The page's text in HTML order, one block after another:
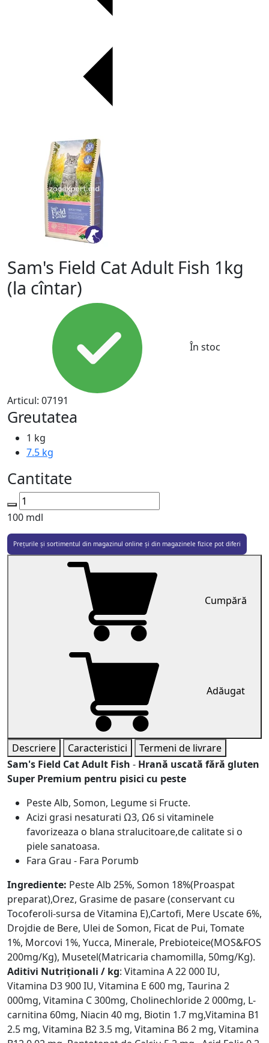
Sam's Field Cat Adult Fish 1kg
(la cîntar)
În stoc
Articul: 07191
Greutatea
1 kg
7.5 kg
Cantitate
100 mdl
Prețurile și sortimentul din magazinul online și din magazinele fizice pot diferi
Cumpără
Adăugat
Descriere Caracteristici
Termeni de livrare
Sam's Field Cat Adult Fish - Hrană uscată fără gluten
Super Premium pentru pisici cu peste
Peste Alb, Somon, Legume si Fructe.
Acizi grasi nesaturati Ω3, Ω6 si vitaminele
favorizeaza o blana stralucitoare,de calitate si o
piele sanatoasa.
Fara Grau - Fara Porumb
Ingrediente: Peste Alb 25%, Somon 18%(Proaspat
preparat),Orez, Grasime de pasare (conservant cu
Tocoferoli-sursa de Vitamina E),Cartofi, Mere Uscate 6%,
Drojdie de Bere, Ulei de Somon, Ficat de Pui, Tomate
1%, Morcovi 1%, Yucca, Minerale, Prebioteice(MOS&FOS
200mg/Kg), Musetel(Matricaria chamomilla, 50mg/Kg).
Aditivi Nutriționali / kg: Vitamina A 22 000 IU,
Vitamina D3 900 IU, Vitamina E 600 mg, Taurina 2
000mg, Vitamina C 300mg, Cholinechloride 2 000mg, L-
carnitina 60mg, Niacin 40 mg, Biotin 1.7 mg,Vitamina B1
2.5 mg, Vitamina B2 3.5 mg, Vitamina B6 2 mg, Vitamina